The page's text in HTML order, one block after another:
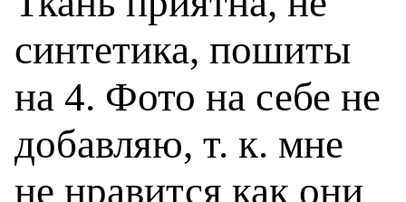
синтетика, пошиты
на 4. Фото на себе не
добавляю, т. к. мне
не нравится как они